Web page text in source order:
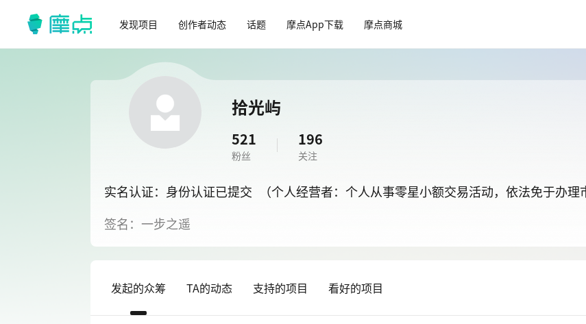
发现项目 创作者动态 话题 摩点App下载 摩点商城
拾光屿
521
粉丝
196
关注
实名认证：身份认证已提交
（个人经营者：个人从事零星小额交易活动，依法免于办理
签名：一步之遥
发起的众筹 TA的动态 支持的项目 看好的项目